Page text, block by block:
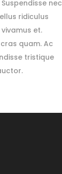
nec
ridiculus
et.
quam. Ac
tristique